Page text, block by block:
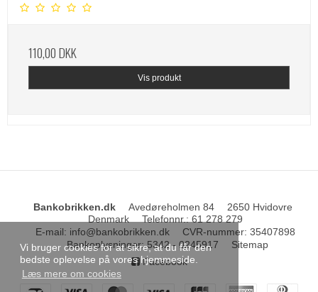
Vi bruger cookies for at sikre, at du får den
bedste oplevelse på vores hjemmeside.
Læs mere om cookies
110,00 DKK
Vis produkt
Bankobrikken.dk Avedøreholmen 84
2650 Hvidovre
Denmark
Telefonnr.: 61 278 279
E-mail: info@bankobrikken.dk CVR-nummer: 35407898
Bankoplysninger:5342 - 0245917
Sitemap
Facebook